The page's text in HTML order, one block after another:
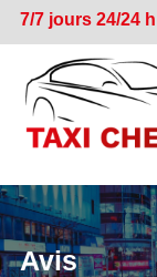
7/7 jours 24/24 h
Avis